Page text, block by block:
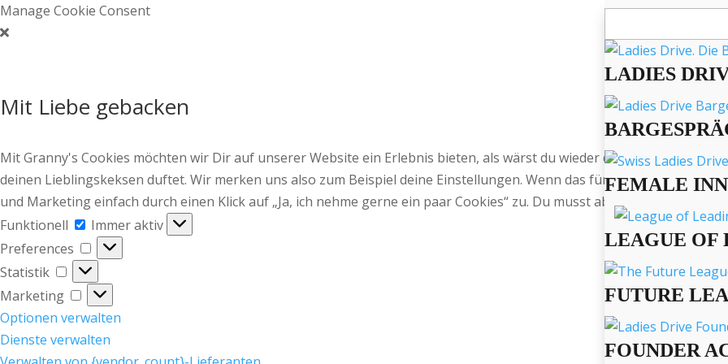
Manage Cookie Consent
Mit Liebe gebacken
Mit Granny's Cookies möchten wir Dir auf unserer Website ein Erlebnis bieten, als wärst du wieder daheim bei Oma,
deinen Lieblingskeksen duftet. Wir merken uns also zum Beispiel deine Einstellungen. Wenn das für Dich okay ist,
und Marketing einfach durch einen Klick auf „Ja, ich nehme gerne ein paar Cookies“ zu. Du musst aber natürlich nicht.
Funktionell
Funktionell
Immer aktiv
Preferences
Preferences
Statistik
Statistik
Marketing
Marketing
Optionen verwalten
Dienste verwalten
nach:
LADIES
FEMALE
LEAGUE OF
FUTURE
FOUNDER